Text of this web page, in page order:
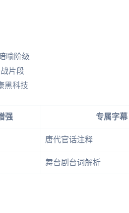
喻阶级
片段
黑科技
强 专属字幕
唐代官话注释
舞台剧台词解析